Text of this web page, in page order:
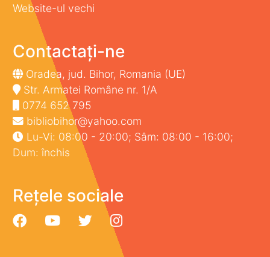
Website-ul vechi
Contactați-ne
Oradea, jud. Bihor, Romania (UE)
Str. Armatei Române nr. 1/A
0774 652 795
bibliobihor@yahoo.com
Lu-Vi: 08:00 - 20:00; Sâm: 08:00 - 16:00;
Dum: închis
Rețele sociale